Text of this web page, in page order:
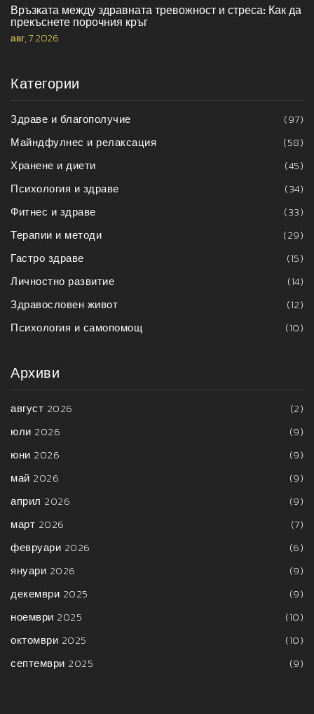
Връзката между здравната тревожност и стреса: Как да
прекъснете порочния кръг
авг, 7 2026
Категории
Здраве и благополучие
(97)
Майндфулнес и релаксация
(58)
Хранене и диети
(45)
Психология и здраве
(34)
Фитнес и здраве
(33)
Терапии и методи
(29)
Гастро здраве
(15)
Личностно развитие
(14)
Здравословен живот
(12)
Психология и самопомощ
(10)
Архиви
август 2026
(2)
юли 2026
(9)
юни 2026
(9)
май 2026
(9)
април 2026
(9)
март 2026
(7)
февруари 2026
(6)
януари 2026
(9)
декември 2025
(9)
ноември 2025
(10)
октомври 2025
(10)
септември 2025
(9)